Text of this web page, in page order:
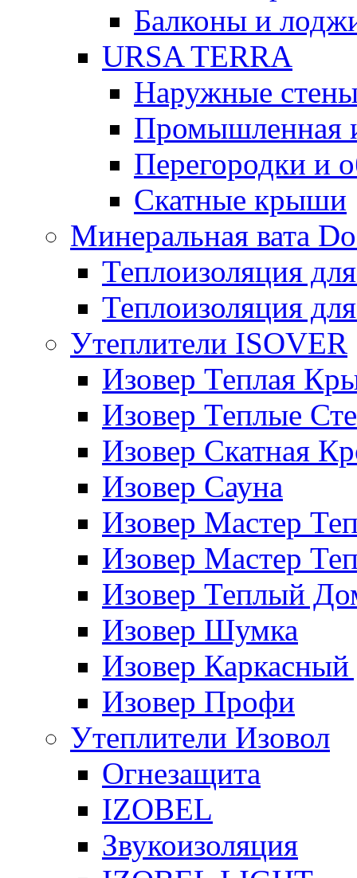
Балконы и
URSA TERRA
Наружные
Промышленная
Перегородки и
Скатные крыши
Минеральная вата
Теплоизоляция
Теплоизоляция
Утеплители ISOVER
Изовер Теплая
Изовер Теплые
Изовер Скатная
Изовер Сауна
Изовер Мастер
Изовер Мастер
Изовер Теплый
Изовер Шумка
Изовер
Изовер Профи
Утеплители Изовол
Огнезащита
IZOBEL
Звукоизоляция